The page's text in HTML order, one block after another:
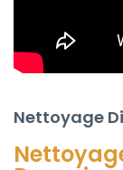
Nettoyage